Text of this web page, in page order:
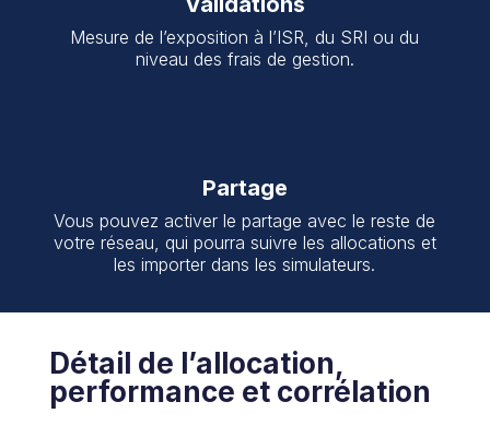
Mesure de l’exposition à l’ISR, du SRI ou du
niveau des frais de gestion.
Partage
Vous pouvez activer le partage avec le reste de
votre réseau, qui pourra suivre les allocations et
les importer dans les simulateurs.
Détail de l’allocation,
performance et corrélation